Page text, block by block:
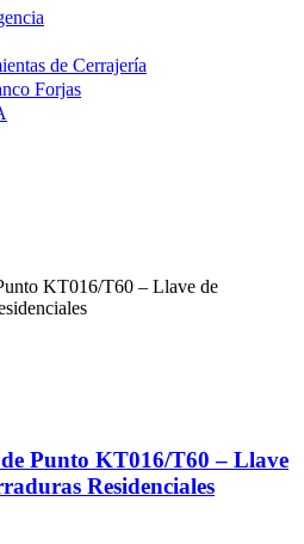
de Cerrajería
Forjas
Punto KT016/T60 – Llave
Residenciales